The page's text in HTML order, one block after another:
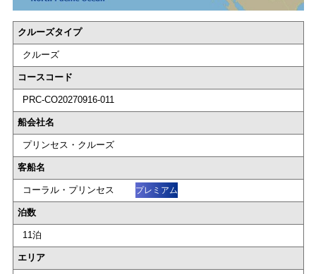
クルーズタイプ
クルーズ
コースコード
PRC-CO20270916-011
船会社名
プリンセス・クルーズ
客船名
コーラル・プリンセス プレミアム
泊数
11泊
エリア